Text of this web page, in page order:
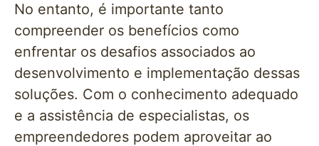
No entanto, é importante tanto
compreender os benefícios como
enfrentar os desafios associados ao
desenvolvimento e implementação dessas
soluções. Com o conhecimento adequado
e a assistência de especialistas, os
empreendedores podem aproveitar ao